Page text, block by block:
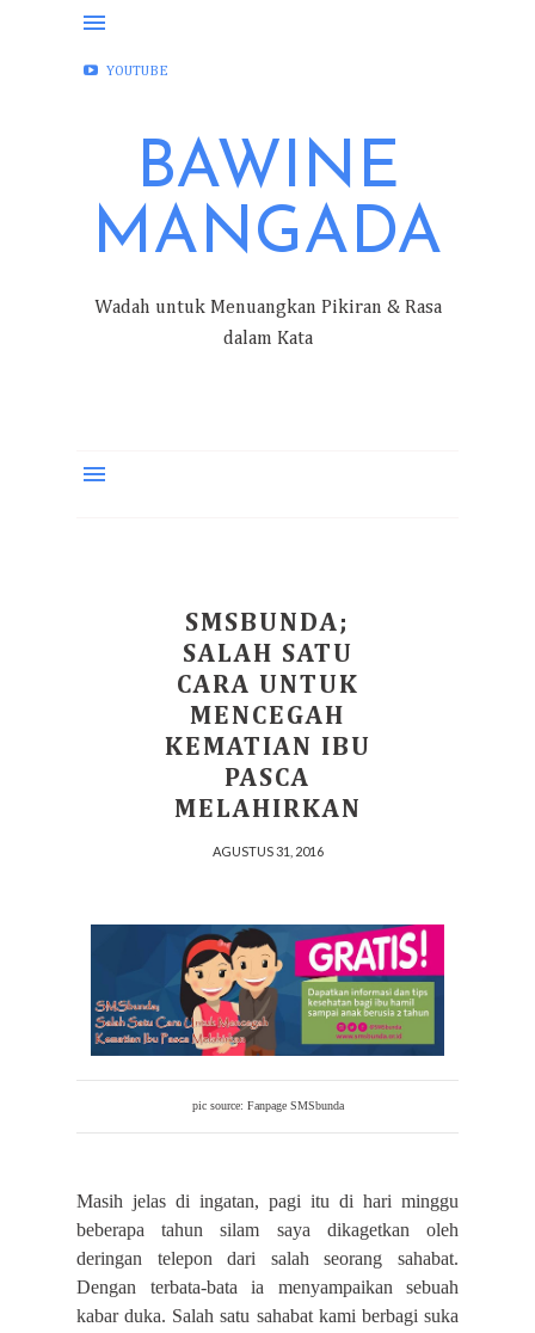
FACEBOOK
YOUTUBE
BAWINE
MANGADA
Wadah untuk Menuangkan Pikiran & Rasa
dalam Kata
SMSBUNDA;
SALAH SATU
CARA UNTUK
MENCEGAH
KEMATIAN IBU
PASCA
MELAHIRKAN
AGUSTUS 31, 2016
pic source: Fanpage SMSbunda
Masih jelas di ingatan, pagi itu di hari minggu
beberapa tahun silam saya dikagetkan oleh
deringan telepon dari salah seorang sahabat.
Dengan terbata-bata ia menyampaikan sebuah
kabar duka. Salah satu sahabat kami berbagi suka